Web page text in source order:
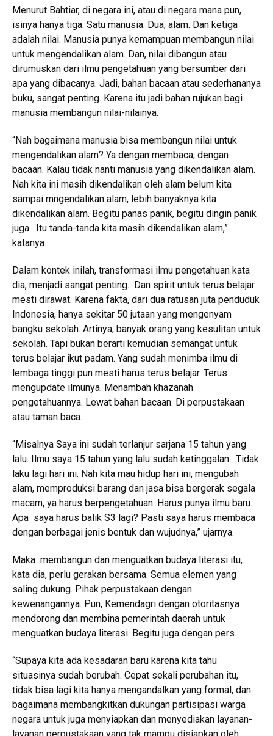
Menurut Bahtiar, di negara ini, atau di negara mana pun,
isinya hanya tiga. Satu manusia. Dua, alam. Dan ketiga
adalah nilai. Manusia punya kemampuan membangun nilai
untuk mengendalikan alam. Dan, nilai dibangun atau
dirumuskan dari ilmu pengetahuan yang bersumber dari
apa yang dibacanya. Jadi, bahan bacaan atau sederhananya
buku, sangat penting. Karena itu jadi bahan rujukan bagi
manusia membangun nilai-nilainya.
“Nah bagaimana manusia bisa membangun nilai untuk
mengendalikan alam? Ya dengan membaca, dengan
bacaan. Kalau tidak nanti manusia yang dikendalikan alam.
Nah kita ini masih dikendalikan oleh alam belum kita
sampai mngendalikan alam, lebih banyaknya kita
dikendalikan alam. Begitu panas panik, begitu dingin panik
juga. Itu tanda-tanda kita masih dikendalikan alam,”
katanya.
Dalam kontek inilah, transformasi ilmu pengetahuan kata
dia, menjadi sangat penting. Dan spirit untuk terus belajar
mesti dirawat. Karena fakta, dari dua ratusan juta penduduk
Indonesia, hanya sekitar 50 jutaan yang mengenyam
bangku sekolah. Artinya, banyak orang yang kesulitan untuk
sekolah. Tapi bukan berarti kemudian semangat untuk
terus belajar ikut padam. Yang sudah menimba ilmu di
lembaga tinggi pun mesti harus terus belajar. Terus
mengupdate ilmunya. Menambah khazanah
pengetahuannya. Lewat bahan bacaan. Di perpustakaan
atau taman baca.
“Misalnya Saya ini sudah terlanjur sarjana 15 tahun yang
lalu. Ilmu saya 15 tahun yang lalu sudah ketinggalan. Tidak
laku lagi hari ini. Nah kita mau hidup hari ini, mengubah
alam, memproduksi barang dan jasa bisa bergerak segala
macam, ya harus berpengetahuan. Harus punya ilmu baru.
Apa saya harus balik S3 lagi? Pasti saya harus membaca
dengan berbagai jenis bentuk dan wujudnya,” ujarnya.
Maka membangun dan menguatkan budaya literasi itu,
kata dia, perlu gerakan bersama. Semua elemen yang
saling dukung. Pihak perpustakaan dengan
kewenangannya. Pun, Kemendagri dengan otoritasnya
mendorong dan membina pemerintah daerah untuk
menguatkan budaya literasi. Begitu juga dengan pers.
“Supaya kita ada kesadaran baru karena kita tahu
situasinya sudah berubah. Cepat sekali perubahan itu,
tidak bisa lagi kita hanya mengandalkan yang formal, dan
bagaimana membangkitkan dukungan partisipasi warga
negara untuk juga menyiapkan dan menyediakan layanan-